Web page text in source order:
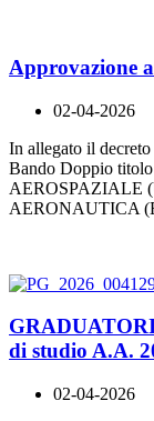
Approvazione
02-04-2026
In allegato il
Bando Doppio
AEROSPAZIALE
AERONAUTICA
di studio A.A.
02-04-2026